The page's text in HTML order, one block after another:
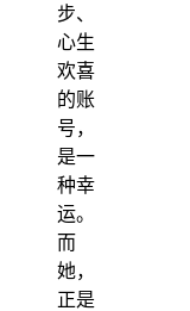
步、
心生
欢喜
的账
号，
是一
种幸
运。
而
她，
正是